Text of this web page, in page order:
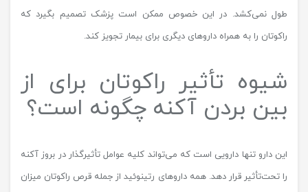
طول نمی‌کشد. در این خصوص ممکن است پزشک تصمیم بگیرد که
راکوتان را به همراه داروهای دیگری برای بیمار تجویز کند.
شیوه تأثیر راکوتان برای از
بین بردن آکنه چگونه است؟
این دارو تنها دارویی است که می‌تواند کلیه عوامل تأثیرگذار در بروز آکنه
را تحت‌تأثیر قرار دهد. همه داروهای رتینوئید از جمله قرص راکوتان میزان